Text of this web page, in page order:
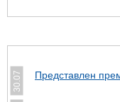
30.07 Представлен